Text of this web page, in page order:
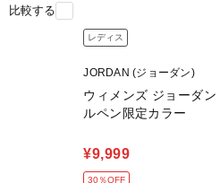
比較する
レディス
JORDAN (ジョーダン)
ウィメンズ ジョーダ
ルペン限定カラー
¥9,999
30％OFF